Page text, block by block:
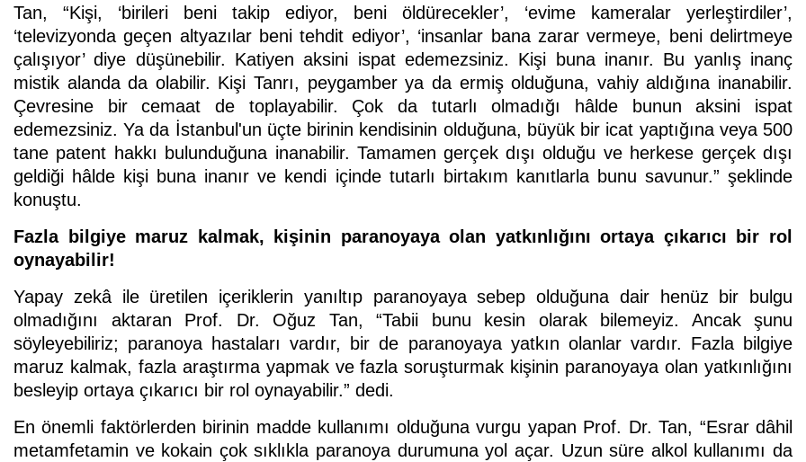
Tan, “Kişi, ‘birileri beni takip ediyor, beni öldürecekler’, ‘evime kameralar yerleştirdiler’,
‘televizyonda geçen altyazılar beni tehdit ediyor’, ‘insanlar bana zarar vermeye, beni delirtmeye
çalışıyor’ diye düşünebilir. Katiyen aksini ispat edemezsiniz. Kişi buna inanır. Bu yanlış inanç
mistik alanda da olabilir. Kişi Tanrı, peygamber ya da ermiş olduğuna, vahiy aldığına inanabilir.
Çevresine bir cemaat de toplayabilir. Çok da tutarlı olmadığı hâlde bunun aksini ispat
edemezsiniz. Ya da İstanbul'un üçte birinin kendisinin olduğuna, büyük bir icat yaptığına veya 500
tane patent hakkı bulunduğuna inanabilir. Tamamen gerçek dışı olduğu ve herkese gerçek dışı
geldiği hâlde kişi buna inanır ve kendi içinde tutarlı birtakım kanıtlarla bunu savunur.” şeklinde
konuştu.
Fazla bilgiye maruz kalmak, kişinin paranoyaya olan yatkınlığını ortaya çıkarıcı bir rol
oynayabilir!
Yapay zekâ ile üretilen içeriklerin yanıltıp paranoyaya sebep olduğuna dair henüz bir bulgu
olmadığını aktaran Prof. Dr. Oğuz Tan, “Tabii bunu kesin olarak bilemeyiz. Ancak şunu
söyleyebiliriz; paranoya hastaları vardır, bir de paranoyaya yatkın olanlar vardır. Fazla bilgiye
maruz kalmak, fazla araştırma yapmak ve fazla soruşturmak kişinin paranoyaya olan yatkınlığını
besleyip ortaya çıkarıcı bir rol oynayabilir.” dedi.
En önemli faktörlerden birinin madde kullanımı olduğuna vurgu yapan Prof. Dr. Tan, “Esrar dâhil
metamfetamin ve kokain çok sıklıkla paranoya durumuna yol açar. Uzun süre alkol kullanımı da